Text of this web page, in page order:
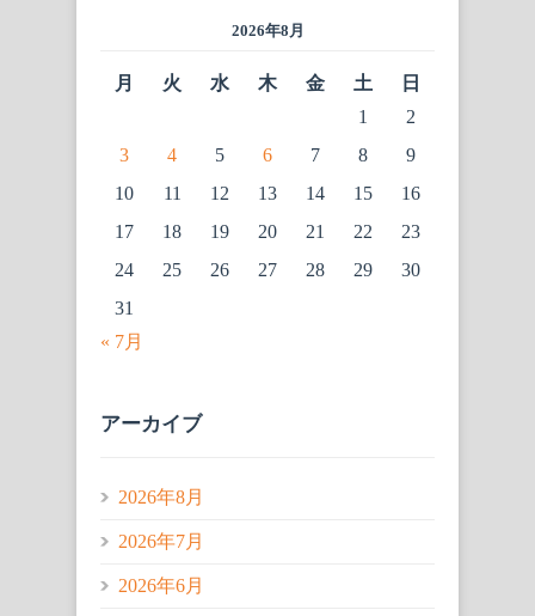
2026年8月
月 火 水 木 金 土
日
1
2
3
4 5 6 7 8
9
10
11 12 13 14 15
16
17
18 19 20 21 22
23
24
25 26 27 28 29
30
31
« 7月
アーカイブ
2026年8月
2026年7月
2026年6月